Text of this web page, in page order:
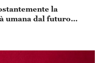
la
umana dal futuro